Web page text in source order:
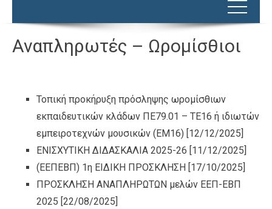
Αναπληρωτές – Ωρομίσθιοι
Τοπική προκήρυξη πρόσληψης ωρομίσθιων
εκπαιδευτικών κλάδων ΠΕ79.01 – ΤΕ16 ή ιδιωτών
εμπειροτεχνών μουσικών (ΕΜ16) [12/12/2025]
ΕΝΙΣΧΥΤΙΚΗ ΔΙΔΑΣΚΑΛΙΑ 2025-26 [11/12/2025]
(ΕΕΠΕΒΠ) 1η ΕΙΔΙΚΗ ΠΡΟΣΚΛΗΣΗ [17/10/2025]
ΠΡΟΣΚΛΗΣΗ ΑΝΑΠΛΗΡΩΤΩΝ μελών ΕΕΠ-ΕΒΠ
2025 [22/08/2025]